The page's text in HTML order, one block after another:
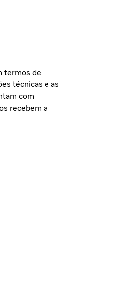
termos de
técnicas e as
com
recebem a